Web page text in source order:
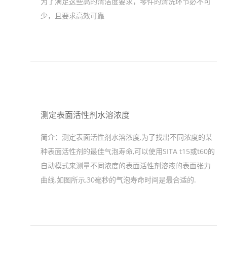
少，且要求高效可靠
测定表面活性剂水溶浓度
简介： 测定表面活性剂水溶浓度,为了找出不同浓度的某
种表面活性剂的最佳气泡寿命,可以使用SITA t15或t60的
自动模式来测量不同浓度的表面活性剂溶液的表面张力
曲线.如图所示,30毫秒的气泡寿命时间是最合适的.